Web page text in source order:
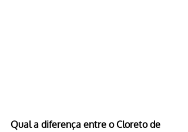
Qual a diferença entre o Cloreto de